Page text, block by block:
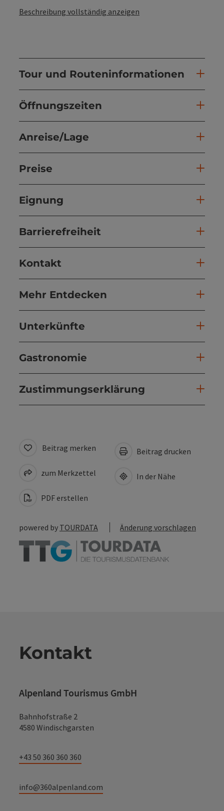
Beschreibung vollständig anzeigen
Tour und Routeninformationen
Öffnungszeiten
Anreise/Lage
Preise
Eignung
Barrierefreiheit
Kontakt
Mehr Entdecken
Unterkünfte
Gastronomie
Zustimmungserklärung
Beitrag merken
zum Merkzettel
PDF erstellen
Beitrag drucken
In der Nähe
powered by TOURDATA Änderung vorschlagen
Kontakt
Alpenland Tourismus GmbH
Bahnhofstraße 2
4580 Windischgarsten
+43 50 360 360 360
info@360alpenland.com